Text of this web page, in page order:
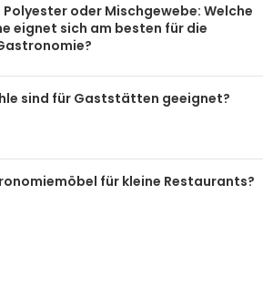
Polyester oder Mischgewebe: Welche
eignet sich am besten für die
sind für Gaststätten geeignet?
für kleine Restaurants?